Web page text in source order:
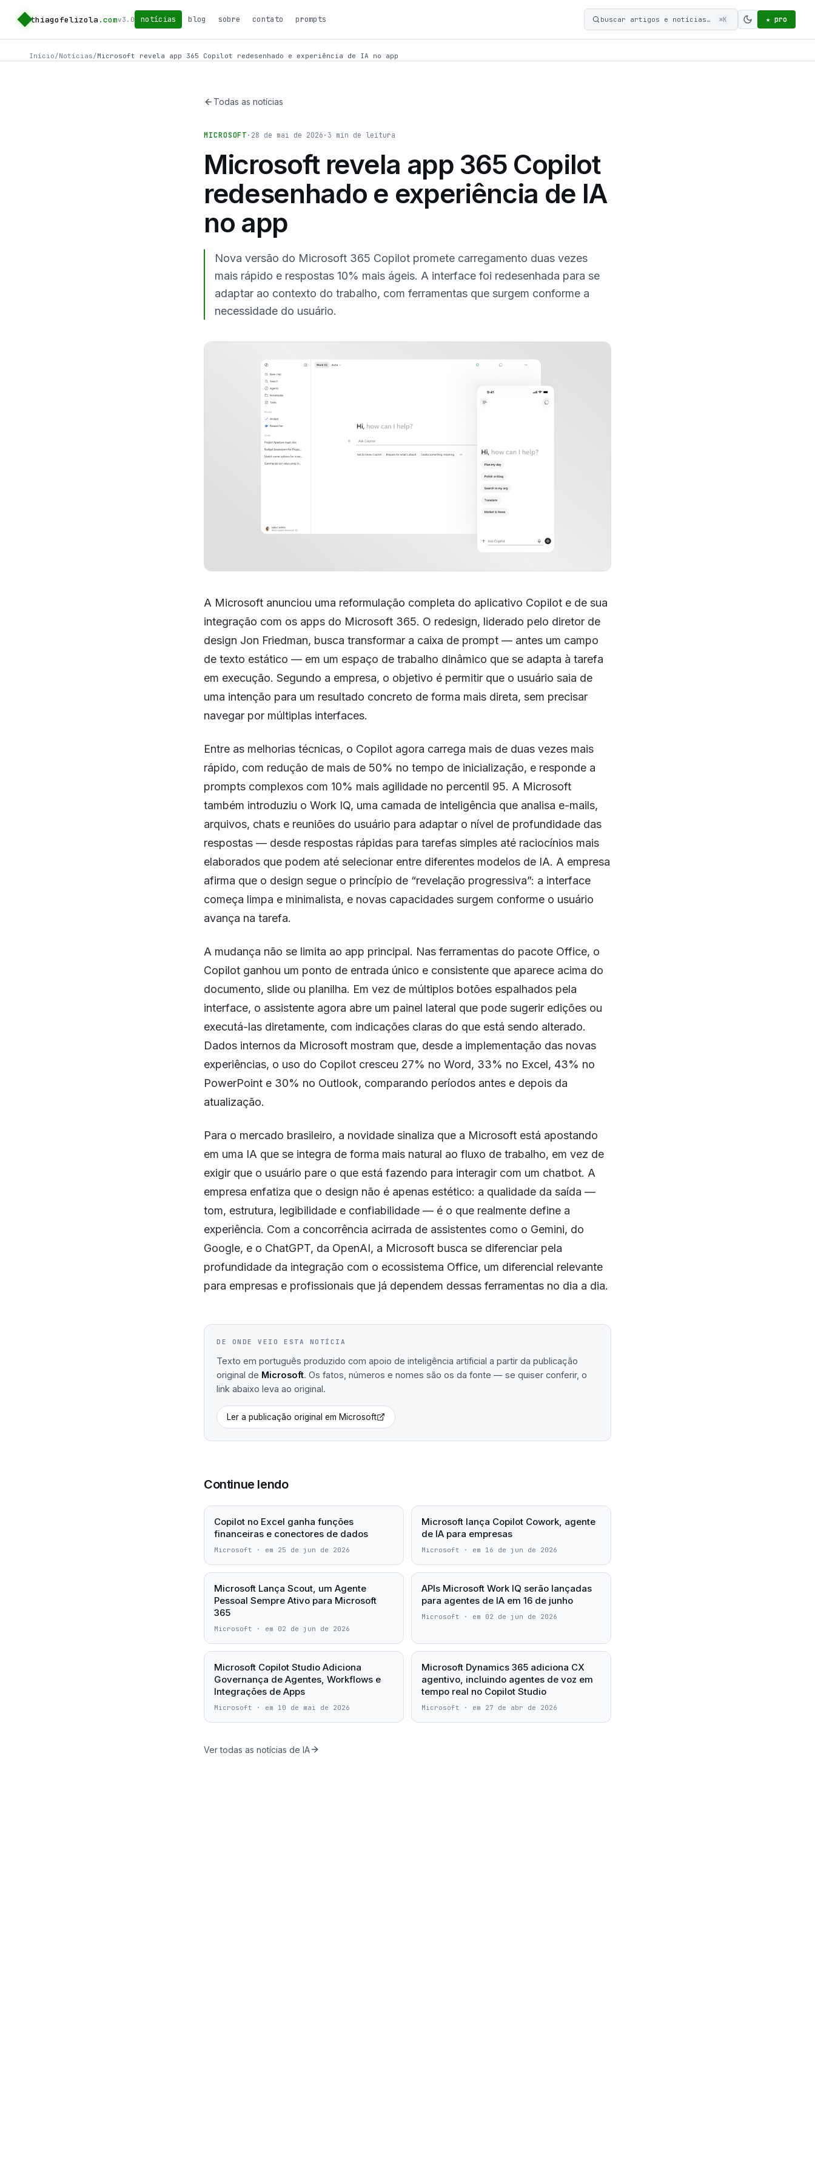
thiagofelizola .comv3.0 notícias blog sobre contato prompts buscar artigos e notícias… ⌘K
Ativar modo
★ pro
Início/Notícias/Microsoft revela app 365 Copilot redesenhado e experiência de IA no app
Todas as notícias
MICROSOFT · 28 de mai de 2026 · 3 min de leitura
Microsoft revela app 365 Copilot
redesenhado e experiência de IA
no app
Nova versão do Microsoft 365 Copilot promete carregamento duas vezes
mais rápido e respostas 10% mais ágeis. A interface foi redesenhada para se
adaptar ao contexto do trabalho, com ferramentas que surgem conforme a
necessidade do usuário.
A Microsoft anunciou uma reformulação completa do aplicativo Copilot e de sua
integração com os apps do Microsoft 365. O redesign, liderado pelo diretor de
design Jon Friedman, busca transformar a caixa de prompt — antes um campo
de texto estático — em um espaço de trabalho dinâmico que se adapta à tarefa
em execução. Segundo a empresa, o objetivo é permitir que o usuário saia de
uma intenção para um resultado concreto de forma mais direta, sem precisar
navegar por múltiplas interfaces.
Entre as melhorias técnicas, o Copilot agora carrega mais de duas vezes mais
rápido, com redução de mais de 50% no tempo de inicialização, e responde a
prompts complexos com 10% mais agilidade no percentil 95. A Microsoft
também introduziu o Work IQ, uma camada de inteligência que analisa e-mails,
arquivos, chats e reuniões do usuário para adaptar o nível de profundidade das
respostas — desde respostas rápidas para tarefas simples até raciocínios mais
elaborados que podem até selecionar entre diferentes modelos de IA. A empresa
afirma que o design segue o princípio de “revelação progressiva”: a interface
começa limpa e minimalista, e novas capacidades surgem conforme o usuário
avança na tarefa.
A mudança não se limita ao app principal. Nas ferramentas do pacote Office, o
Copilot ganhou um ponto de entrada único e consistente que aparece acima do
documento, slide ou planilha. Em vez de múltiplos botões espalhados pela
interface, o assistente agora abre um painel lateral que pode sugerir edições ou
executá-las diretamente, com indicações claras do que está sendo alterado.
Dados internos da Microsoft mostram que, desde a implementação das novas
experiências, o uso do Copilot cresceu 27% no Word, 33% no Excel, 43% no
PowerPoint e 30% no Outlook, comparando períodos antes e depois da
atualização.
Para o mercado brasileiro, a novidade sinaliza que a Microsoft está apostando
em uma IA que se integra de forma mais natural ao fluxo de trabalho, em vez de
exigir que o usuário pare o que está fazendo para interagir com um chatbot. A
empresa enfatiza que o design não é apenas estético: a qualidade da saída —
tom, estrutura, legibilidade e confiabilidade — é o que realmente define a
experiência. Com a concorrência acirrada de assistentes como o Gemini, do
Google, e o ChatGPT, da OpenAI, a Microsoft busca se diferenciar pela
profundidade da integração com o ecossistema Office, um diferencial relevante
para empresas e profissionais que já dependem dessas ferramentas no dia a dia.
DE ONDE VEIO ESTA NOTÍCIA
Texto em português produzido com apoio de inteligência artificial a partir da publicação
original de Microsoft. Os fatos, números e nomes são os da fonte — se quiser conferir, o
link abaixo leva ao original.
Ler a publicação original em Microsoft
Continue lendo
Copilot no Excel ganha funções
financeiras e conectores de dados
Microsoft · em 25 de jun de 2026
Microsoft lança Copilot Cowork, agente
de IA para empresas
Microsoft · em 16 de jun de 2026
Microsoft Lança Scout, um Agente
Pessoal Sempre Ativo para Microsoft
365
Microsoft · em 02 de jun de 2026
APIs Microsoft Work IQ serão lançadas
para agentes de IA em 16 de junho
Microsoft · em 02 de jun de 2026
Microsoft Copilot Studio Adiciona
Governança de Agentes, Workflows e
Integrações de Apps
Microsoft · em 10 de mai de 2026
Microsoft Dynamics 365 adiciona CX
agentivo, incluindo agentes de voz em
tempo real no Copilot Studio
Microsoft · em 27 de abr de 2026
Ver todas as notícias de IA